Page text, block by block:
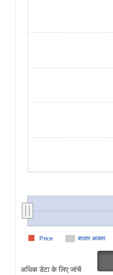
बाज़ार आकार
Price
अधिक डेटा के लिए जांचें